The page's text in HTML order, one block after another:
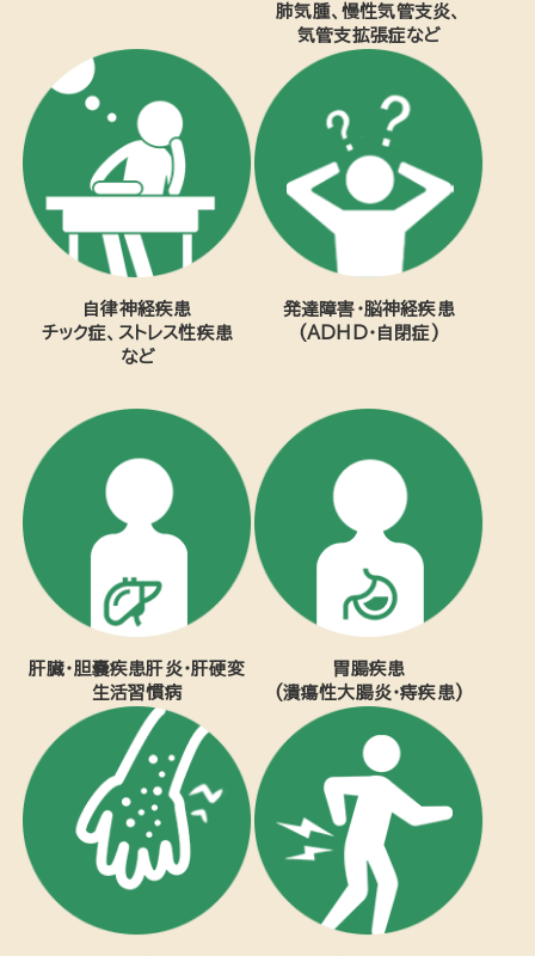
肺気腫、慢性気管支炎、
気管支拡張症など
自律神経疾患
チック症、ストレス性疾患
など
発達障害・脳神経疾患
(ADHD・自閉症)
肝臓・胆嚢疾患肝炎・肝硬変
生活習慣病
胃腸疾患
(潰瘍性大腸炎・痔疾患)